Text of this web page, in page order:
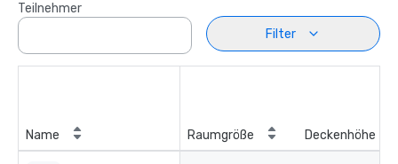
Teilnehmer
Filter
Name Raumgröße Deckenhöhe